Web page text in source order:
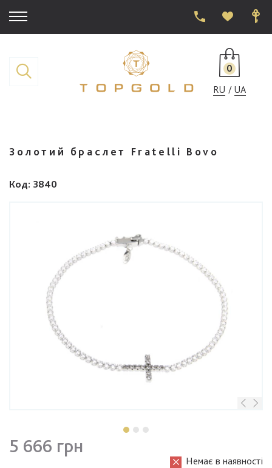
0
RU
UA
Золотий браслет Fratelli Bovo
Код: 3840
5 666 грн
Немає в наявності